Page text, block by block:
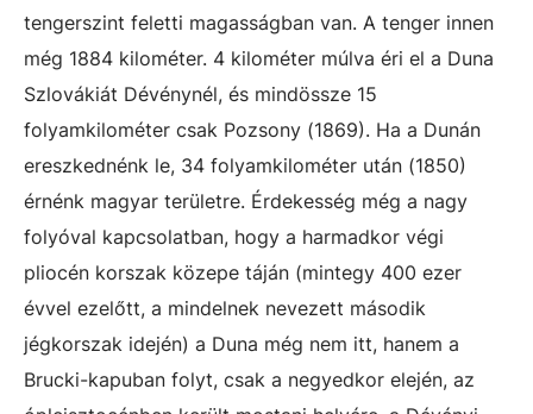
tengerszint feletti magasságban van. A tenger innen
még 1884 kilométer. 4 kilométer múlva éri el a Duna
Szlovákiát Dévénynél, és mindössze 15
folyamkilométer csak Pozsony (1869). Ha a Dunán
ereszkednénk le, 34 folyamkilométer után (1850)
érnénk magyar területre. Érdekesség még a nagy
folyóval kapcsolatban, hogy a harmadkor végi
pliocén korszak közepe táján (mintegy 400 ezer
évvel ezelőtt, a mindelnek nevezett második
jégkorszak idején) a Duna még nem itt, hanem a
Brucki-kapuban folyt, csak a negyedkor elején, az